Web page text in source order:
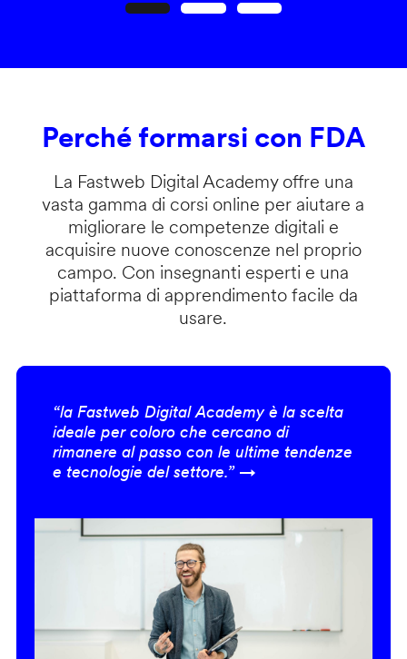
Perché formarsi con FDA
La Fastweb Digital Academy offre una
vasta gamma di corsi online per aiutare a
migliorare le competenze digitali e
acquisire nuove conoscenze nel proprio
campo. Con insegnanti esperti e una
piattaforma di apprendimento facile da
usare.
“la Fastweb Digital Academy è la scelta
ideale per coloro che cercano di
rimanere al passo con le ultime tendenze
e tecnologie del settore.” →